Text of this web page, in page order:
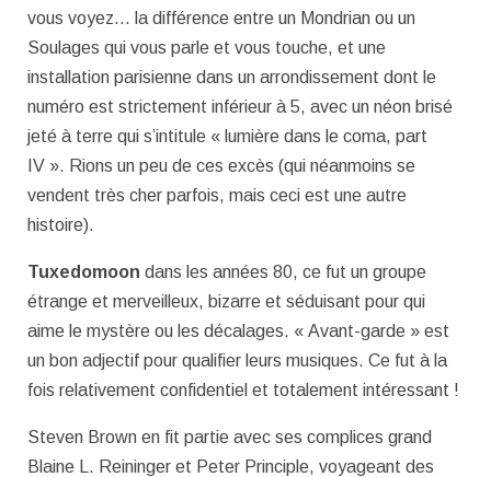
vous voyez… la différence entre un Mondrian ou un
Soulages qui vous parle et vous touche, et une
installation parisienne dans un arrondissement dont le
numéro est strictement inférieur à 5, avec un néon brisé
jeté à terre qui s’intitule « lumière dans le coma, part
IV ». Rions un peu de ces excès (qui néanmoins se
vendent très cher parfois, mais ceci est une autre
histoire).
Tuxedomoon dans les années 80, ce fut un groupe
étrange et merveilleux, bizarre et séduisant pour qui
aime le mystère ou les décalages. « Avant-garde » est
un bon adjectif pour qualifier leurs musiques. Ce fut à la
fois relativement confidentiel et totalement intéressant !
Steven Brown en fit partie avec ses complices grand
Blaine L. Reininger et Peter Principle, voyageant des